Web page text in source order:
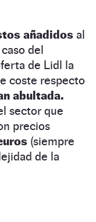
añadidos al
del
de Lidl la
coste respecto
abultada.
sector que
precios
(siempre
de la